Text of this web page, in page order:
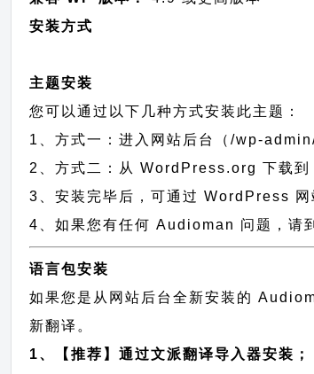
安装方式
主题安装
您可以通过以下几种方式安装此主题：
1、方式一：进入网站后台（/wp-
2、方式二：从 WordPress.org 下载
3、安装完毕后，可通过 WordPress 网
4、如果您有任何 Audioman 问题，请
语言包安装
如果您是从网站后台全新安装的
新翻译。
1、【推荐】通过文派翻译导入器安装；